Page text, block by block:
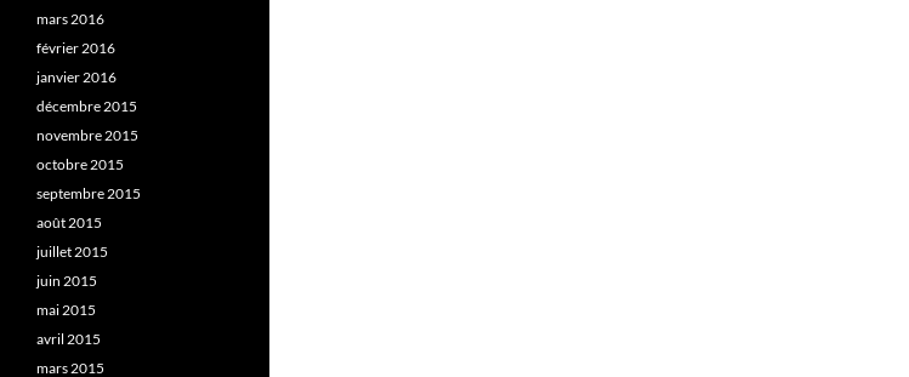
mars 2016
février 2016
janvier 2016
décembre 2015
novembre 2015
octobre 2015
septembre 2015
août 2015
juillet 2015
juin 2015
mai 2015
avril 2015
mars 2015